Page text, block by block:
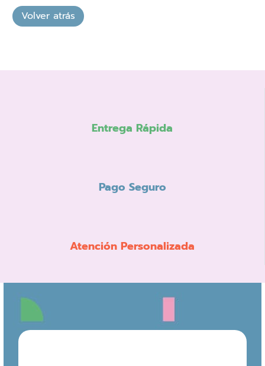
Entrega Rápida
Pago Seguro
Atención Personalizada